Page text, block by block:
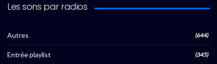
Les sons par radios
Autres (644)
Entrée playlist (345)